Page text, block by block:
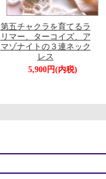
第五チャクラを育てるラ
リマー、ターコイズ、ア
マゾナイトの３連ネック
レス
5,900円(内税)